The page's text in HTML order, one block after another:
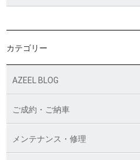
カテゴリー
AZEEL BLOG
ご成約・ご納車
メンテナンス・修理